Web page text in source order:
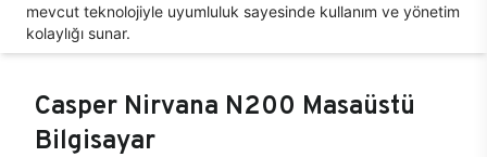
mevcut teknolojiyle uyumluluk sayesinde kullanım ve yönetim
kolaylığı sunar.
Casper Nirvana N200 Masaüstü
Bilgisayar